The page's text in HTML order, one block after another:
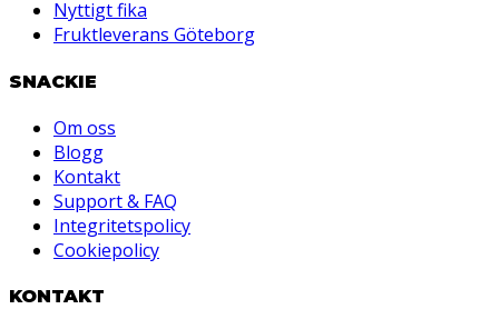
Nyttigt fika
Fruktleverans Göteborg
SNACKIE
Om oss
Blogg
Kontakt
Support & FAQ
Integritetspolicy
Cookiepolicy
KONTAKT